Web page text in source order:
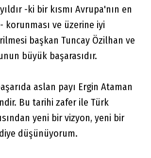
-ki bir kısmı Avrupa'nın en
korunması ve üzerine iyi
başkan Tuncay Özilhan ve
büyük başarasıdır.
aslan payı Ergin Ataman
Bu tarihi zafer ile Türk
yeni bir vizyon, yeni bir
düşünüyorum.